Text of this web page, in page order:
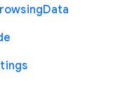
Data